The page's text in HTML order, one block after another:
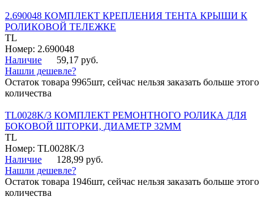
2.690048 КОМПЛЕКТ КРЕПЛЕНИЯ ТЕНТА КРЫШИ К
РОЛИКОВОЙ ТЕЛЕЖКЕ
TL
Номер: 2.690048
Наличие
59,17 руб.
Нашли дешевле?
Остаток товара 9965шт, сейчас нельзя заказать больше этого
количества
TL0028K/3 КОМПЛЕКТ РЕМОНТНОГО РОЛИКА ДЛЯ
БОКОВОЙ ШТОРКИ, ДИАМЕТР 32ММ
TL
Номер: TL0028K/3
Наличие
128,99 руб.
Нашли дешевле?
Остаток товара 1946шт, сейчас нельзя заказать больше этого
количества